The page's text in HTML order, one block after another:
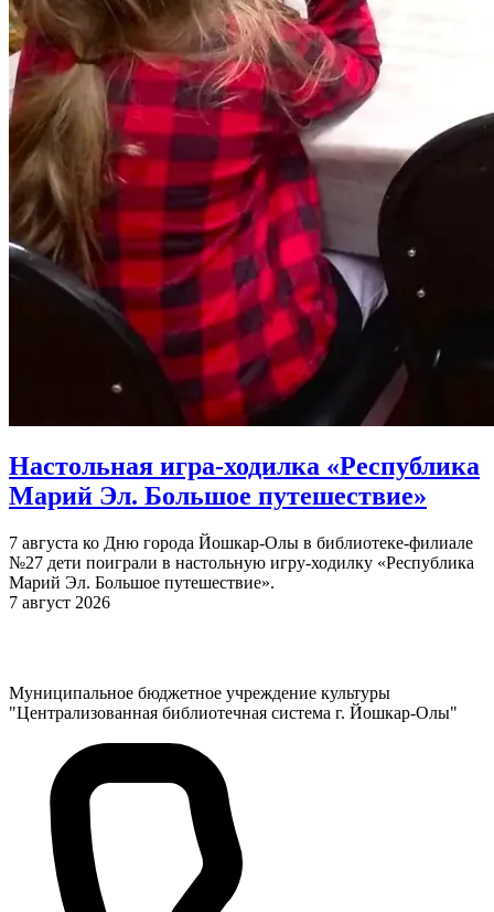
Настольная игра-ходилка «Республика
Марий Эл. Большое путешествие»
7 августа ко Дню города Йошкар-Олы в библиотеке-филиале
№27 дети поиграли в настольную игру-ходилку «Республика
Марий Эл. Большое путешествие».
7 август 2026
Муниципальное бюджетное учреждение культуры
"Централизованная библиотечная система г. Йошкар-Олы"